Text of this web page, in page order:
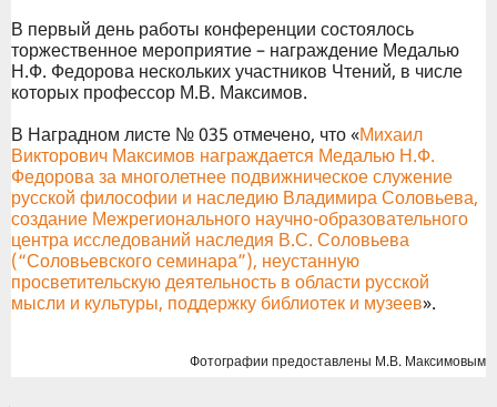
В первый день работы конференции состоялось
торжественное мероприятие – награждение Медалью
Н.Ф. Федорова нескольких участников Чтений, в числе
которых профессор М.В. Максимов.
В Наградном листе № 035 отмечено, что «Михаил
Викторович Максимов награждается Медалью Н.Ф.
Федорова за многолетнее подвижническое служение
русской философии и наследию Владимира Соловьева,
создание Межрегионального научно-образовательного
центра исследований наследия В.С. Соловьева
(“Соловьевского семинара”), неустанную
просветительскую деятельность в области русской
мысли и культуры, поддержку библиотек и музеев».
Фотографии предоставлены М.В. Максимовым